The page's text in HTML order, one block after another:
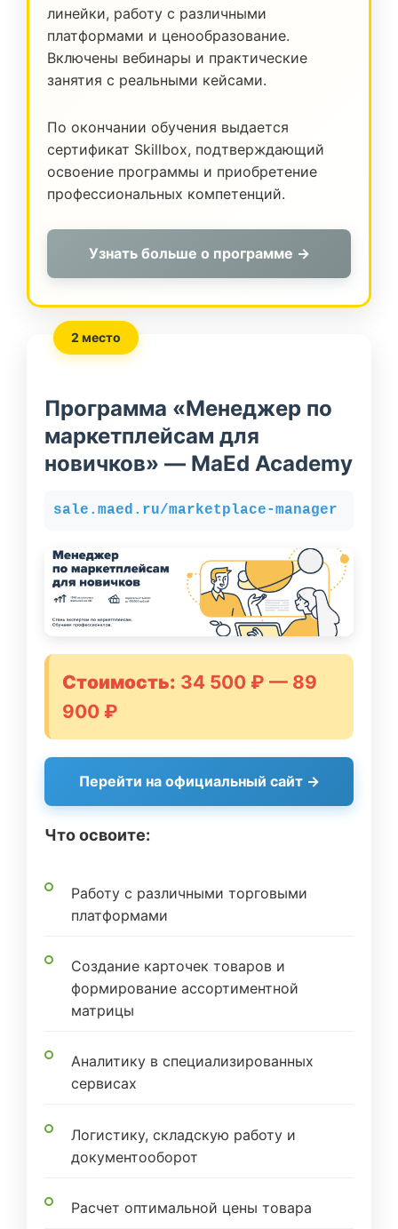
линейки, работу с различными
платформами и ценообразование.
Включены вебинары и практические
занятия с реальными кейсами.
По окончании обучения выдается
сертификат Skillbox, подтверждающий
освоение программы и приобретение
профессиональных компетенций.
Узнать больше о программе →
2 место
Программа «Менеджер по
маркетплейсам для
новичков» — MaEd Academy
sale.maed.ru/marketplace-manager
Стоимость: 34 500 ₽ — 89
900 ₽
Перейти на официальный сайт →
Что освоите:
Работу с различными торговыми
платформами
Создание карточек товаров и
формирование ассортиментной
матрицы
Аналитику в специализированных
сервисах
Логистику, складскую работу и
документооборот
Расчет оптимальной цены товара